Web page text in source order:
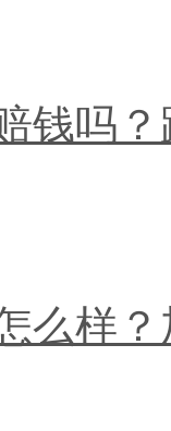
钱吗
么样